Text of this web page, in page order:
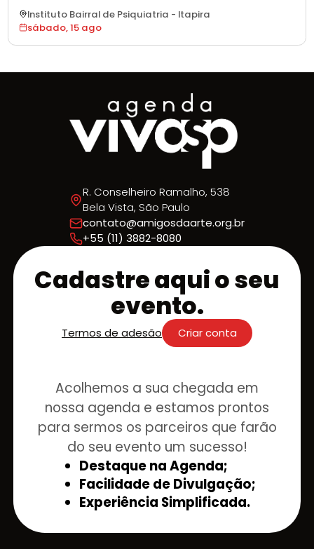
convidados a abrilhante esta noite espectacular com
música e arte.
Instituto Bairral de Psiquiatria - Itapira
sábado, 15 ago
R. Conselheiro Ramalho, 538
Bela Vista, São Paulo
contato@amigosdaarte.org.br
+55 (11) 3882-8080
Cadastre aqui o seu
evento.
Termos de adesão Criar conta
Acolhemos a sua chegada em
nossa agenda e estamos prontos
para sermos os parceiros que farão
do seu evento um sucesso!
Destaque na Agenda;
Facilidade de Divulgação;
Experiência Simplificada.